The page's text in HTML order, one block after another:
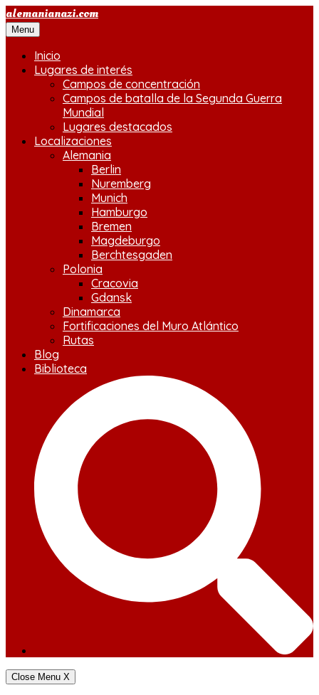
Saltar
al
contenido
alemanianazi.com
Menu
Inicio
Lugares de interés
Campos de concentración
Campos de batalla de la Segunda Guerra
Mundial
Lugares destacados
Localizaciones
Alemania
Berlin
Nuremberg
Munich
Hamburgo
Bremen
Magdeburgo
Berchtesgaden
Polonia
Cracovia
Gdansk
Dinamarca
Fortificaciones del Muro Atlántico
Rutas
Blog
Biblioteca
Close Menu X